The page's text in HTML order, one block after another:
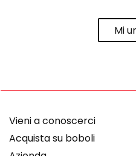
Mi
Vieni a conoscerci
Acquista su boboli